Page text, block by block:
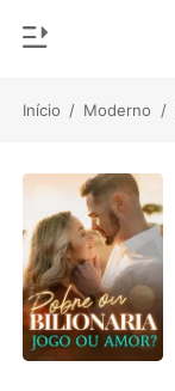
Início / Moderno /
Loja
Histórico
Sair
Gênero
Moderno
Lobisomem
Contos